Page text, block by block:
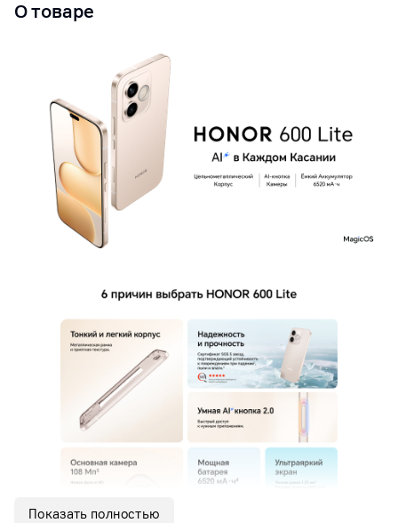
О товаре
Показать полностью